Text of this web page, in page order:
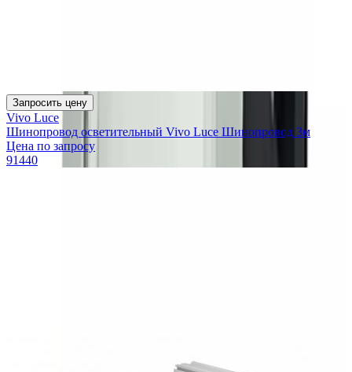
Запросить цену
Vivo Luce
Шинопровод осветительный Vivo Luce Шинопровод 3м
Цена по запросу
91440